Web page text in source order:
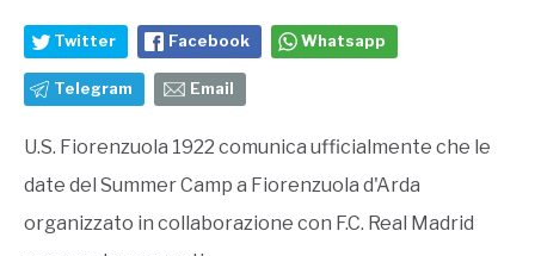
Twitter Facebook Whatsapp
Telegram Email
U.S. Fiorenzuola 1922 comunica ufficialmente che le
date del Summer Camp a Fiorenzuola d'Arda
organizzato in collaborazione con F.C. Real Madrid